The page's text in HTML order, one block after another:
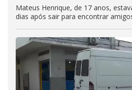
Mateus Henrique, de 17 anos,
dias após sair para encontrar